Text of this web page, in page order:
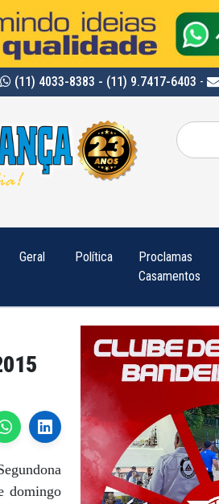
(11) 4033-8383 - (11) 9.7417-6403 -
Pesquisar
por:
Geral Política
Proclamas
Casamentos
domingo